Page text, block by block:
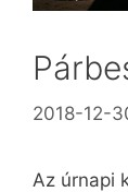
2018-12-
Az úrnapi